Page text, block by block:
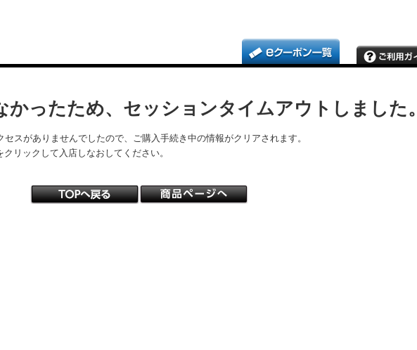
かったため、セッションタイムアウトしました。
スがありませんでしたので、ご購入手続き中の情報がクリアされます。
リックして入店しなおしてください。